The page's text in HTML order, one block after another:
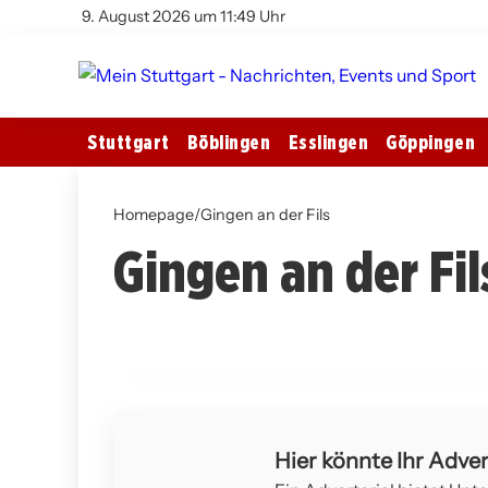
9. August 2026 um 11:49 Uhr
Stuttgart Böblingen Esslingen Göppingen
Homepage/Gingen an der Fils
Gingen an der
12. März 2026
Verkehrssicherheit im Fokus: Polizei
Hier könnte Ihr